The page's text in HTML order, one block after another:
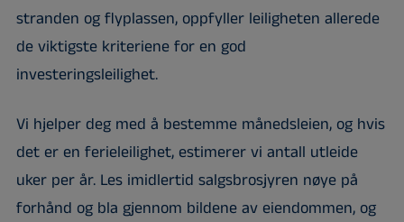
stranden og flyplassen, oppfyller leiligheten allerede
de viktigste kriteriene for en god
investeringsleilighet.
Vi hjelper deg med å bestemme månedsleien, og hvis
det er en ferieleilighet, estimerer vi antall utleide
uker per år. Les imidlertid salgsbrosjyren nøye på
forhånd og bla gjennom bildene av eiendommen, og